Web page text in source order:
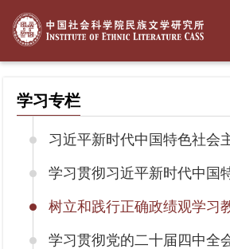
学习专栏
习近平新时代中国特色社会
学习贯彻习近平新时代中国
树立和践行正确政绩观学习
学习贯彻党的二十届四中全